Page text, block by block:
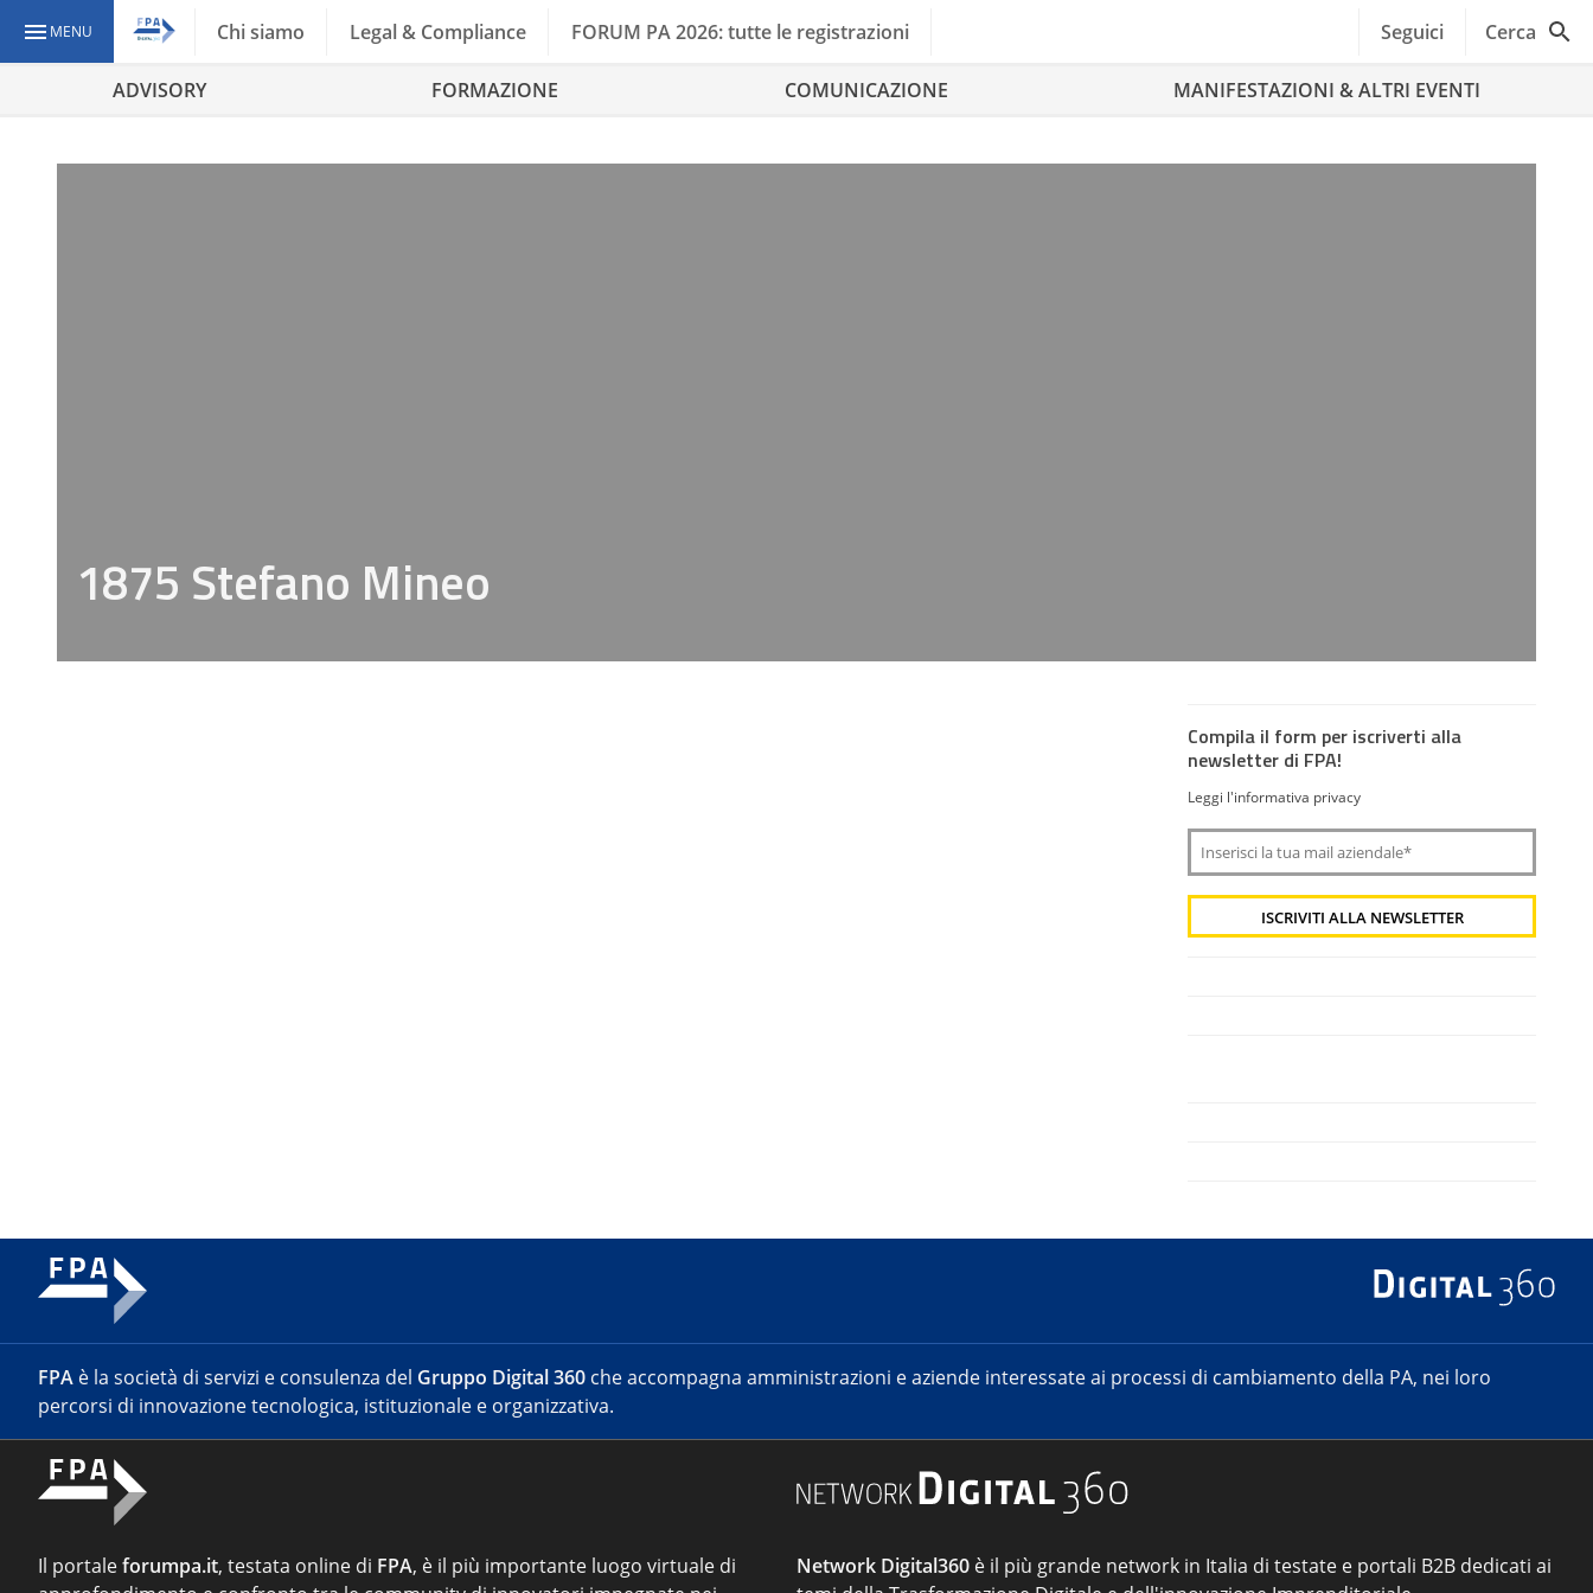
MENU Chi siamo Legal & Compliance FORUM PA 2026: tutte le registrazioni Seguici Cerca
ADVISORY FORMAZIONE COMUNICAZIONE MANIFESTAZIONI & ALTRI EVENTI
1875 Stefano Mineo
Compila il form per iscriverti alla
newsletter di FPA!
Leggi l'informativa privacy
FPA è la società di servizi e consulenza del Gruppo Digital 360 che accompagna amministrazioni e aziende interessate ai processi di cambiamento della PA, nei loro
percorsi di innovazione tecnologica, istituzionale e organizzativa.
Il portaleforumpa.it, testata online di FPA, è il più importante luogo virtuale di
Network Digital360 è il più grande network in Italia di testate e portali B2B dedicati ai